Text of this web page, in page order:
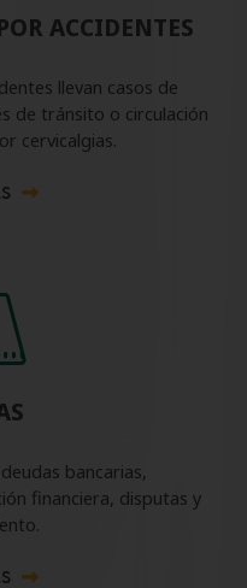
ACCIDENTES
llevan casos de
de tránsito o circulación
cervicalgias.
bancarias,
financiera, disputas y